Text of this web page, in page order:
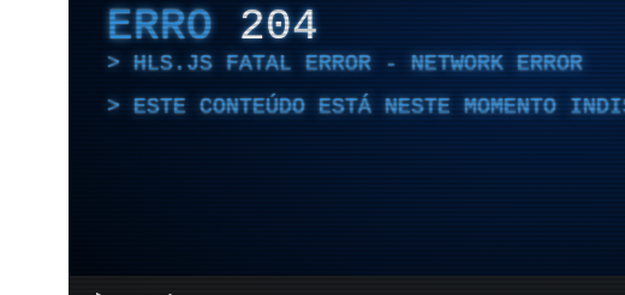
ERRO 204
HLS.JS FATAL ERROR - NETWORK ERROR
ESTE CONTEÚDO ESTÁ NESTE MOMENTO